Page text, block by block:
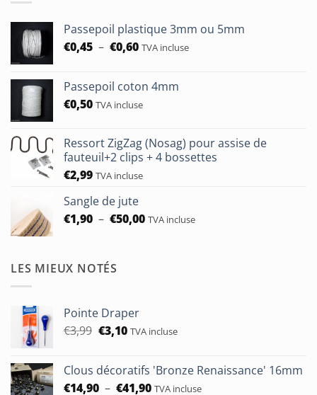
€24,00
Passepoil plastique 3mm ou 5mm
€0,45 – €0,60Plage
€0,45
à
TVA incluse
Passepoil coton 4mm
€0,50 TVA incluse
Ressort ZigZag (Nosag) pour assise de
fauteuil+2 clips + 4 bossettes
€2,99 TVA incluse
Sangle de jute
€1,90 – €50,00Plage
TVA incluse
LES MIEUX NOTÉS
Pointe Draper
€3,99 Le
était :
€3,99.
€3,10Le
est :
€3,10.
TVA incluse
Clous décoratifs 'Bronze Renaissance' 16mm
€14,90 – €41,90Plage
TVA incluse